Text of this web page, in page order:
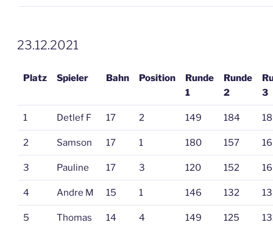
VERÖFFENTLICHT
AM
23.12.2021
Platz Spieler Bahn Position
Runde
1
Runde
2
3
1 Detlef F 17 2 149 184
2 Samson 17 1 180 157
3 Pauline 17 3 120 152
4 Andre M 15 1 146 132
5
Thomas
14 4 149 125